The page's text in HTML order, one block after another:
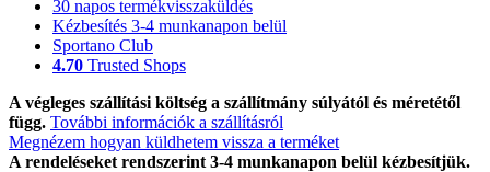
30 napos termékvisszaküldés
Kézbesítés 3-4 munkanapon belül
Sportano Club
4.70 Trusted Shops
A végleges szállítási költség a szállítmány súlyától és méretétől
függ. További információk a szállításról
Megnézem hogyan küldhetem vissza a terméket
A rendeléseket rendszerint 3-4 munkanapon belül kézbesítjük.